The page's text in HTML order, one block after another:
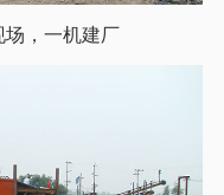
场，一机建厂